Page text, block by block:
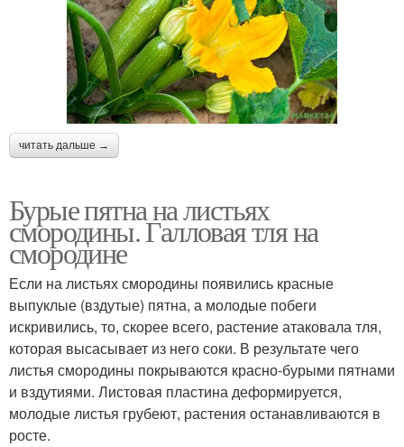
читать дальше →
Бурые пятна на листьях
смородины. Галловая тля на
смородине
Если на листьях смородины появились красные
выпуклые (вздутые) пятна, а молодые побеги
искривились, то, скорее всего, растение атаковала тля,
которая высасывает из него соки. В результате чего
листья смородины покрываются красно-бурыми пятнами
и вздутиями. Листовая пластина деформируется,
молодые листья грубеют, растения останавливаются в
росте.